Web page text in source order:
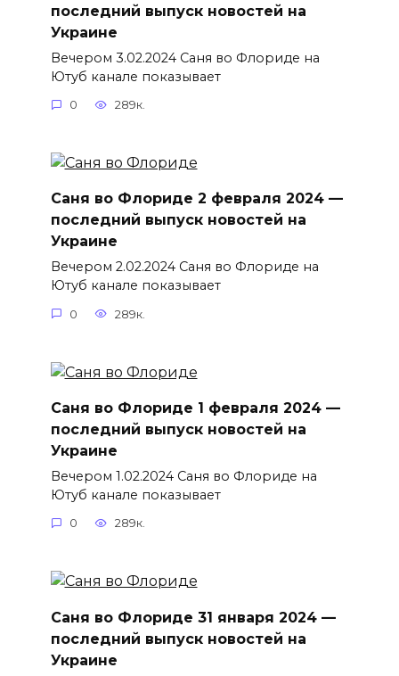
последний выпуск новостей на
Украине
Вечером 3.02.2024 Саня во Флориде на
Ютуб канале показывает
0 289к.
Саня во Флориде 2 февраля 2024 —
последний выпуск новостей на
Украине
Вечером 2.02.2024 Саня во Флориде на
Ютуб канале показывает
0 289к.
Саня во Флориде 1 февраля 2024 —
последний выпуск новостей на
Украине
Вечером 1.02.2024 Саня во Флориде на
Ютуб канале показывает
0 289к.
Саня во Флориде 31 января 2024 —
последний выпуск новостей на
Украине